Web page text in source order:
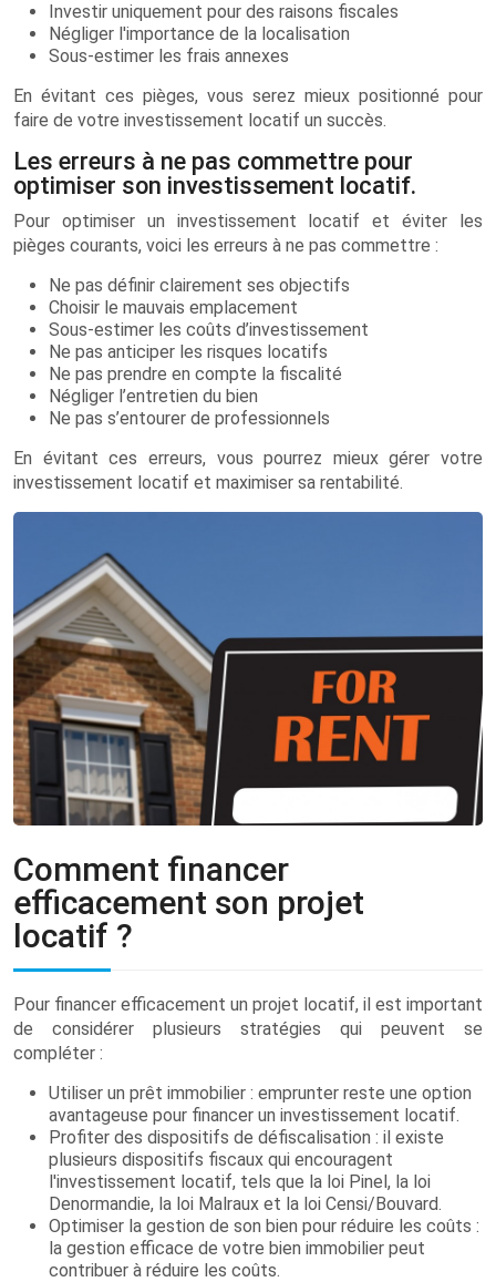
Investir uniquement pour des raisons fiscales
Négliger l'importance de la localisation
Sous-estimer les frais annexes
En évitant ces pièges, vous serez mieux positionné pour
faire de votre investissement locatif un succès.
Les erreurs à ne pas commettre pour
optimiser son investissement locatif.
Pour optimiser un investissement locatif et éviter les
pièges courants, voici les erreurs à ne pas commettre :
Ne pas définir clairement ses objectifs
Choisir le mauvais emplacement
Sous-estimer les coûts d’investissement
Ne pas anticiper les risques locatifs
Ne pas prendre en compte la fiscalité
Négliger l’entretien du bien
Ne pas s’entourer de professionnels
En évitant ces erreurs, vous pourrez mieux gérer votre
investissement locatif et maximiser sa rentabilité.
Comment financer
efficacement son projet
locatif ?
Pour financer efficacement un projet locatif, il est important
de considérer plusieurs stratégies qui peuvent se
compléter :
Utiliser un prêt immobilier : emprunter reste une option
avantageuse pour financer un investissement locatif.
Profiter des dispositifs de défiscalisation : il existe
plusieurs dispositifs fiscaux qui encouragent
l'investissement locatif, tels que la loi Pinel, la loi
Denormandie, la loi Malraux et la loi Censi/Bouvard.
Optimiser la gestion de son bien pour réduire les coûts :
la gestion efficace de votre bien immobilier peut
contribuer à réduire les coûts.